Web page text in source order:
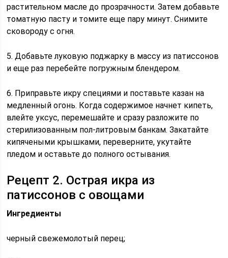
растительном масле до прозрачности. Затем добавьте
томатную пасту и томите еще пару минут. Снимите
сковороду с огня.
5. Добавьте луковую поджарку в массу из патиссонов
и еще раз перебейте погружным блендером.
6. Приправьте икру специями и поставьте казан на
медленный огонь. Когда содержимое начнет кипеть,
влейте уксус, перемешайте и сразу разложите по
стерилизованным пол-литровым банкам. Закатайте
кипячеными крышками, переверните, укутайте
пледом и оставьте до полного остывания.
Рецепт 2. Острая икра из
патиссонов с овощами
Ингредиенты
черный свежемолотый перец;